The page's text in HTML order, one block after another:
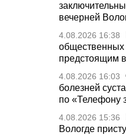
вечерней
4.08.2026 16:38
общественных
предстоящим
4.08.2026 16:03
болезней
по «Телефону
4.08.2026 15:36
Вологде